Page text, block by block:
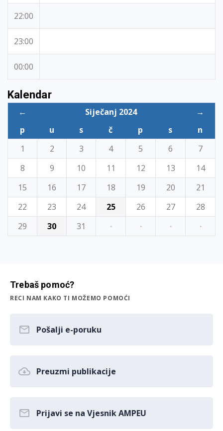
22:00
23:00
00:00
Kalendar
← Siječanj 2024
→
p
u s č p s
n
1
2 3 4 5 6
7
8
9 10 11 12 13
14
15
16 17 18 19 20
21
22
23 24 25 26 27
28
29
30 31 · · · ·
Trebaš pomoć?
RECI NAM KAKO TI MOŽEMO POMOĆI
Pošalji e-poruku
Preuzmi publikacije
Prijavi se na Vjesnik AMPEU